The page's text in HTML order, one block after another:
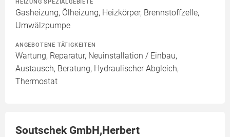
HEIZUNG SPEZIALGEBIETE
Gasheizung, Ölheizung, Heizkörper, Brennstoffzelle,
Umwälzpumpe
ANGEBOTENE TÄTIGKEITEN
Wartung, Reparatur, Neuinstallation / Einbau,
Austausch, Beratung, Hydraulischer Abgleich,
Thermostat
Soutschek GmbH,Herbert